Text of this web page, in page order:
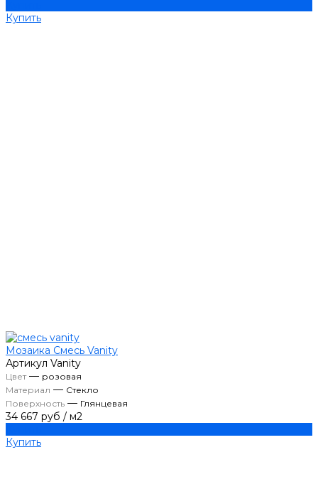
Купить
Мозаика Смесь Vanity
Артикул Vanity
Цвет— розовая
Материал — Стекло
Поверхность — Глянцевая
34 667 руб / м2
Купить